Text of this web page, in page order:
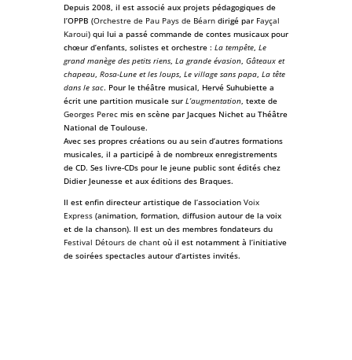
Depuis 2008, il est associé aux projets pédagogiques de
l’OPPB (Orchestre de Pau Pays de Béarndirigé par Fayçal
Karoui) qui lui a passé commande de contes musicaux pour
chœur d’enfants, solistes et orchestre : La tempête, Le
grand manège des petits riens, La grande évasion, Gâteaux et
chapeau, Rosa-Lune et les loups, Le village sans papa, La tête
dans le sac. Pour le théâtre musical, Hervé Suhubiette a
écrit une partition musicale sur L’augmentation, texte de
Georges Perecmis en scène par Jacques Nichet au Théâtre
National de Toulouse.
Avec ses propres créations ou au sein d’autres formations
musicales, il a participé à de nombreux enregistrements
de CD. Ses livre-CDs pour le jeune public sont édités chez
Didier Jeunesse et aux éditions des Braques.
Il est enfin directeur artistique de l’association Voix
Express(animation, formation, diffusion autour de la voix
et de la chanson). Il est un des membres fondateurs du
Festival Détours de chantoù il est notamment à l’initiative
de soirées spectacles autour d’artistes invités.